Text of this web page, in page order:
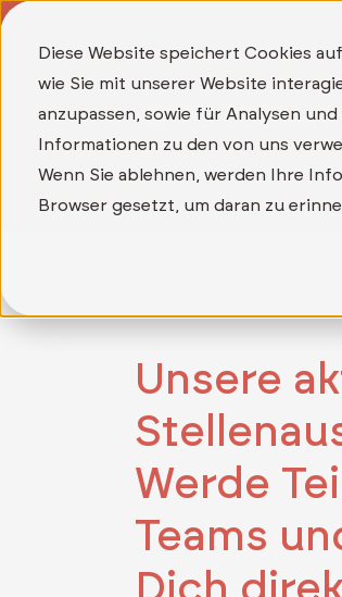
Diese Website speichert Cookies
wie Sie mit unserer Website
anzupassen, sowie für Analysen
Informationen zu den von uns
Wenn Sie ablehnen, werden Ihre
Browser gesetzt, um daran zu
Unsere
Werde
Teams